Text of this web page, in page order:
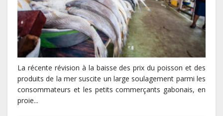
La récente révision à la baisse des prix du poisson et des
produits de la mer suscite un large soulagement parmi les
consommateurs et les petits commerçants gabonais, en
proie...